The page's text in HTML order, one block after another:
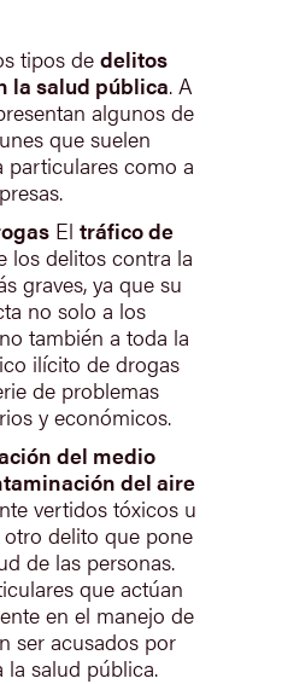
tipos de delitos
la salud pública. A
algunos de
que suelen
particulares como a
El tráfico de
los delitos contra la
graves, ya que su
no solo a los
también a toda la
ilícito de drogas
de problemas
y económicos.
del medio
del aire
vertidos tóxicos u
delito que pone
de las personas.
que actúan
en el manejo de
ser acusados por
la salud pública.